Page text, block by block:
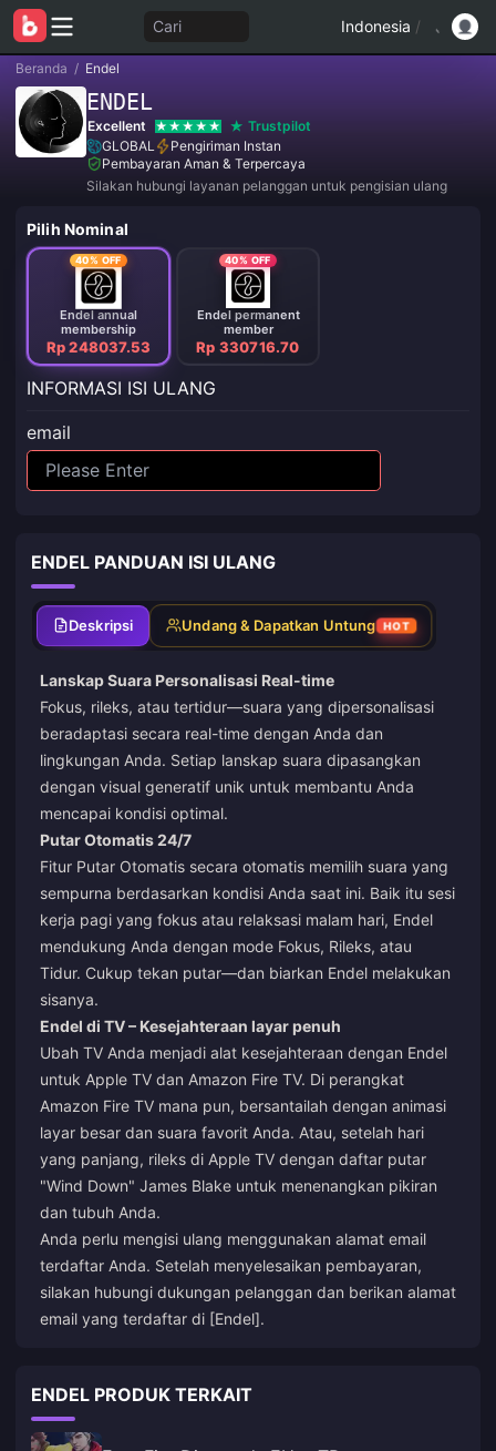
Cari Indonesia /
Beranda / Endel
ENDEL
Excellent
Trustpilot
GLOBAL
Pengiriman Instan
Pembayaran Aman & Terpercaya
Silakan hubungi layanan pelanggan untuk pengisian ulang
Pilih Nominal
40% OFF
Endel annual
membership
Rp 248037.53
40% OFF
Endel permanent
member
Rp 330716.70
INFORMASI ISI ULANG
email
ENDEL PANDUAN ISI ULANG
Deskripsi Undang & Dapatkan Untung HOT
Lanskap Suara Personalisasi Real-time
Fokus, rileks, atau tertidur—suara yang dipersonalisasi
beradaptasi secara real-time dengan Anda dan
lingkungan Anda. Setiap lanskap suara dipasangkan
dengan visual generatif unik untuk membantu Anda
mencapai kondisi optimal.
Putar Otomatis 24/7
Fitur Putar Otomatis secara otomatis memilih suara yang
sempurna berdasarkan kondisi Anda saat ini. Baik itu sesi
kerja pagi yang fokus atau relaksasi malam hari, Endel
mendukung Anda dengan mode Fokus, Rileks, atau
Tidur. Cukup tekan putar—dan biarkan Endel melakukan
sisanya.
Endel di TV – Kesejahteraan layar penuh
Ubah TV Anda menjadi alat kesejahteraan dengan Endel
untuk Apple TV dan Amazon Fire TV. Di perangkat
Amazon Fire TV mana pun, bersantailah dengan animasi
layar besar dan suara favorit Anda. Atau, setelah hari
yang panjang, rileks di Apple TV dengan daftar putar
"Wind Down" James Blake untuk menenangkan pikiran
dan tubuh Anda.
Anda perlu mengisi ulang menggunakan alamat email
terdaftar Anda. Setelah menyelesaikan pembayaran,
silakan hubungi dukungan pelanggan dan berikan alamat
email yang terdaftar di [Endel].
ENDEL PRODUK TERKAIT